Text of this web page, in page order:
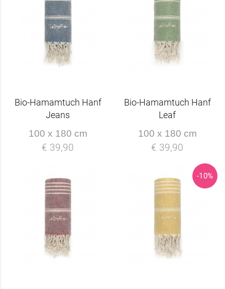
Bio-Hamamtuch Hanf
Jeans
100 x 180 cm
€ 39,90
Bio-Hamamtuch Hanf
Leaf
100 x 180 cm
€ 39,90
-10%